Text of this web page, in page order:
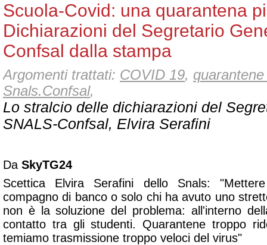
Scuola-Covid: una quarantena
Dichiarazioni del Segretario
Confsal dalla stampa
Argomenti trattati: COVID 19,
Snals.Confsal,
Lo stralcio delle dichiarazioni del
SNALS-Confsal, Elvira Serafini
Da SkyTG24
Scettica Elvira Serafini dello Snals:
compagno di banco o solo chi ha avuto uno
non è la soluzione del problema: all'interno
contatto tra gli studenti. Quarantene troppo
temiamo trasmissione troppo veloci del virus"